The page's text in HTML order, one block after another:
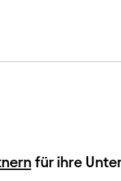
für ihre